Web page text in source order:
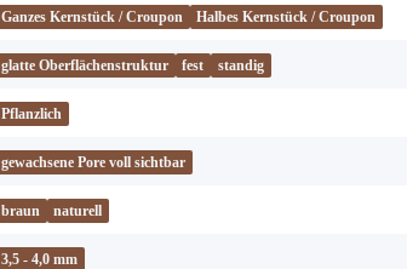
Ganzes Kernstück / Croupon Halbes Kernstück / Croupon
glatte Oberflächenstruktur fest standig
Pflanzlich
gewachsene Pore voll sichtbar
braun naturell
3,5 - 4,0 mm